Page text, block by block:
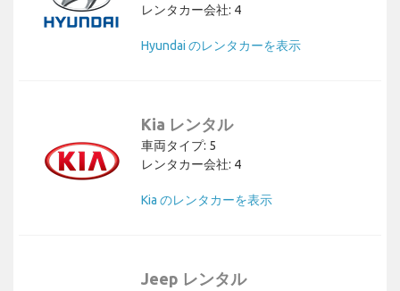
レンタカー会社: 4
Hyundai のレンタカーを表示
Kia レンタル
車両タイプ: 5
レンタカー会社: 4
Kia のレンタカーを表示
Jeep レンタル